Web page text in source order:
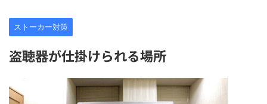
ストーカー対策
盗聴器が仕掛けられる場所